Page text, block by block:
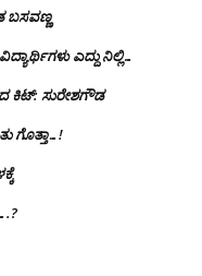
ಬಸವಣ್ಣ
ಎದ್ದು ನಿಲ್ಲಿ…
ಕಿಟ್: ಸುರೇಶಗೌಡ
ಗೊತ್ತಾ…!